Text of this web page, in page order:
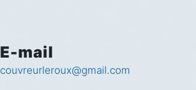
E-mail
couvreurleroux@gmail.com